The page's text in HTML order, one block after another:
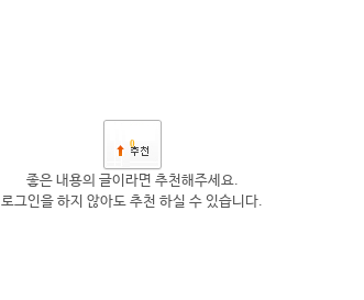
0
좋은 내용의 글이라면 추천해주세요.
로그인을 하지 않아도 추천 하실 수 있습니다.